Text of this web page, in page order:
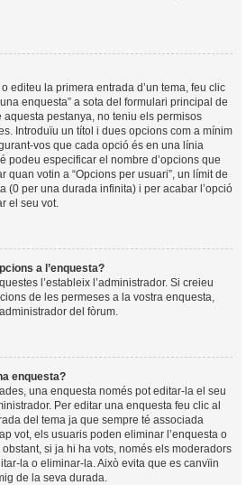
editeu la primera entrada d’un tema, feu clic
enquesta” a sota del formulari principal de
pestanya, no teniu els permisos
Introduïu un títol i dues opcions com a mínim
vos que cada opció és en una línia
podeu especificar el nombre d’opcions que
quan votin a “Opcions per usuari”, un límit de
(0 per una durada infinita) i per acabar l’opció
el seu vot.
a l’enquesta?
l’estableix l’administrador. Si creieu
de les permeses a la vostra enquesta,
del fòrum.
enquesta?
una enquesta només pot editar-la el seu
Per editar una enquesta feu clic al
del tema ja que sempre té associada
vot, els usuaris poden eliminar l’enquesta o
si ja hi ha vots, només els moderadors
la o eliminar-la. Això evita que es canvïin
de la seva durada.